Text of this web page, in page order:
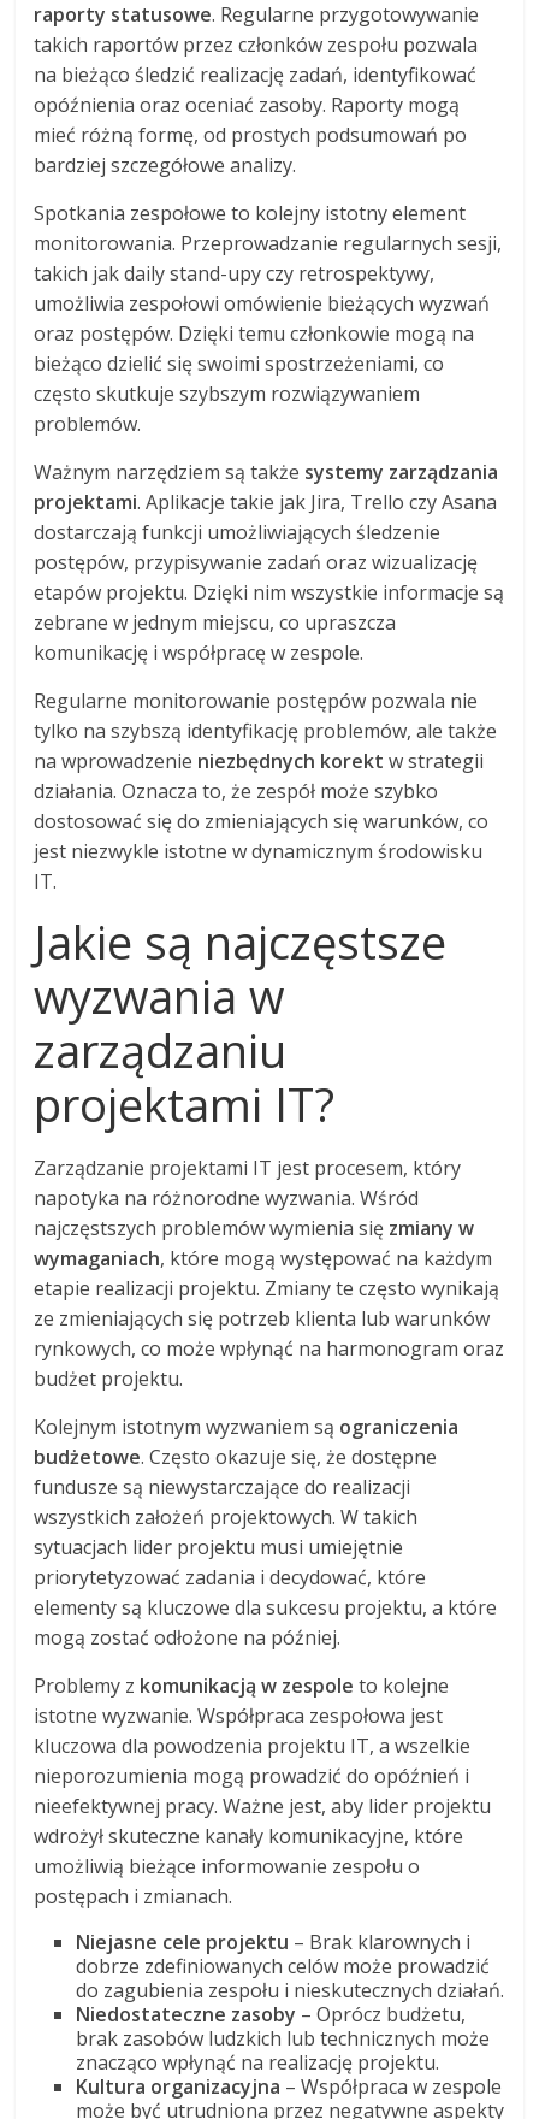
raporty statusowe. Regularne przygotowywanie
takich raportów przez członków zespołu pozwala
na bieżąco śledzić realizację zadań, identyfikować
opóźnienia oraz oceniać zasoby. Raporty mogą
mieć różną formę, od prostych podsumowań po
bardziej szczegółowe analizy.
Spotkania zespołowe to kolejny istotny element
monitorowania. Przeprowadzanie regularnych sesji,
takich jak daily stand-upy czy retrospektywy,
umożliwia zespołowi omówienie bieżących wyzwań
oraz postępów. Dzięki temu członkowie mogą na
bieżąco dzielić się swoimi spostrzeżeniami, co
często skutkuje szybszym rozwiązywaniem
problemów.
Ważnym narzędziem są także systemy zarządzania
projektami. Aplikacje takie jak Jira, Trello czy Asana
dostarczają funkcji umożliwiających śledzenie
postępów, przypisywanie zadań oraz wizualizację
etapów projektu. Dzięki nim wszystkie informacje są
zebrane w jednym miejscu, co upraszcza
komunikację i współpracę w zespole.
Regularne monitorowanie postępów pozwala nie
tylko na szybszą identyfikację problemów, ale także
na wprowadzenie niezbędnych korekt w strategii
działania. Oznacza to, że zespół może szybko
dostosować się do zmieniających się warunków, co
jest niezwykle istotne w dynamicznym środowisku
IT.
Jakie są najczęstsze
wyzwania w
zarządzaniu
projektami IT?
Zarządzanie projektami IT jest procesem, który
napotyka na różnorodne wyzwania. Wśród
najczęstszych problemów wymienia się zmiany w
wymaganiach, które mogą występować na każdym
etapie realizacji projektu. Zmiany te często wynikają
ze zmieniających się potrzeb klienta lub warunków
rynkowych, co może wpłynąć na harmonogram oraz
budżet projektu.
Kolejnym istotnym wyzwaniem są ograniczenia
budżetowe. Często okazuje się, że dostępne
fundusze są niewystarczające do realizacji
wszystkich założeń projektowych. W takich
sytuacjach lider projektu musi umiejętnie
priorytetyzować zadania i decydować, które
elementy są kluczowe dla sukcesu projektu, a które
mogą zostać odłożone na później.
Problemy z komunikacją w zespole to kolejne
istotne wyzwanie. Współpraca zespołowa jest
kluczowa dla powodzenia projektu IT, a wszelkie
nieporozumienia mogą prowadzić do opóźnień i
nieefektywnej pracy. Ważne jest, aby lider projektu
wdrożył skuteczne kanały komunikacyjne, które
umożliwią bieżące informowanie zespołu o
postępach i zmianach.
Niejasne cele projektu – Brak klarownych i
dobrze zdefiniowanych celów może prowadzić
do zagubienia zespołu i nieskutecznych działań.
Niedostateczne zasoby – Oprócz budżetu,
brak zasobów ludzkich lub technicznych może
znacząco wpłynąć na realizację projektu.
Kultura organizacyjna – Współpraca w zespole
może być utrudniona przez negatywne aspekty